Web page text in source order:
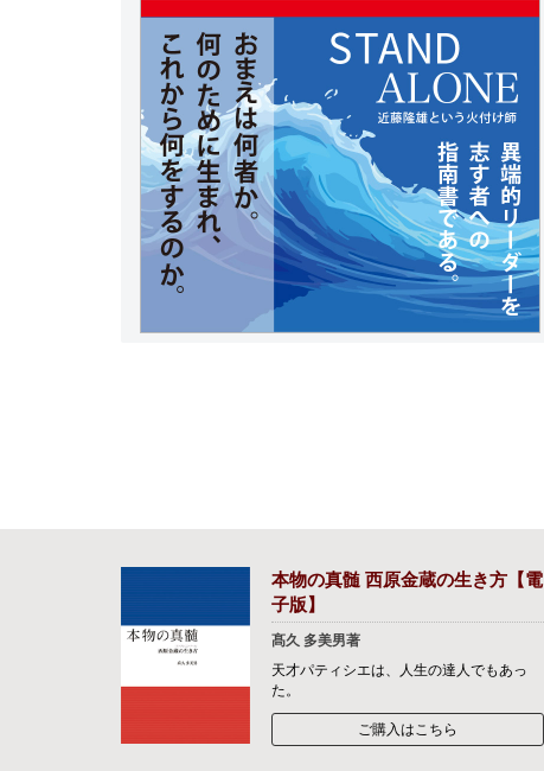
本物の真髄 西原金蔵の生き方【電
子版】
髙久 多美男著
天才パティシエは、人生の達人でもあっ
た。
ご購入はこちら